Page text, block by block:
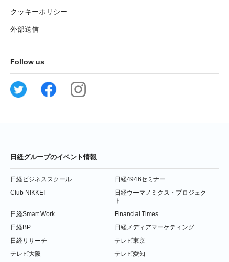
クッキーポリシー
外部送信
Follow us
日経グループのイベント情報
日経ビジネススクール
日経4946セミナー
Club NIKKEI
日経ウーマノミクス・プロジェク
ト
日経Smart Work
Financial Times
日経BP
日経メディアマーケティング
日経リサーチ
テレビ東京
テレビ大阪
テレビ愛知